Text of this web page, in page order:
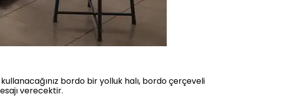
bordo bir yolluk halı, bordo çerçeveli
verecektir.